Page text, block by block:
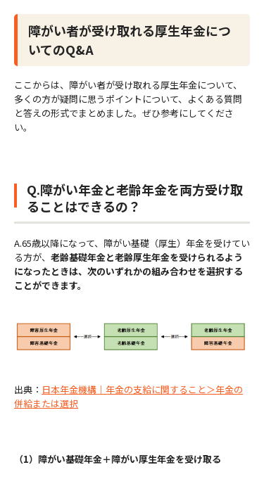
障がい者が受け取れる厚生年金につ
いてのQ&A
ここからは、障がい者が受け取れる厚生年金について、
多くの方が疑問に思うポイントについて、よくある質問
と答えの形式でまとめました。ぜひ参考にしてくださ
い。
Q.障がい年金と老齢年金を両方受け取
ることはできるの？
A.65歳以降になって、障がい基礎（厚生）年金を受けてい
る方が、 老齢基礎年金と老齢厚生年金を受けられるよう
になったときは、次のいずれかの組み合わせを選択する
ことができます。
出典： 日本年金機構｜年金の支給に関すること＞年金の
併給または選択
（1）障がい基礎年金＋障がい厚生年金を受け取る